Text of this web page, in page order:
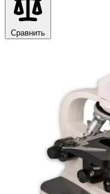
Сравнить